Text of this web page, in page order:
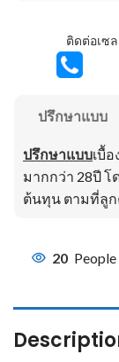
ติดต่อเซ
ปรึกษาแบบ
ปรึกษาแบบเบื้
มากกว่า 28ปี
ต้นทุน ตามที่ลูก
20